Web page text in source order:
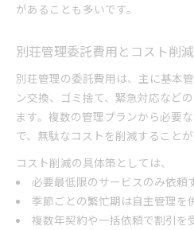
があることも多いです。
別荘管理委託費用とコスト削
別荘管理の委託費用は、主に基本
ン交換、ゴミ捨て、緊急対応など
ます。複数の管理プランから必要
で、無駄なコストを削減することが
コスト削減の具体策としては、
必要最低限のサービスのみ依頼
季節ごとの繁忙期は自主管理を
複数年契約や一括依頼で割引を